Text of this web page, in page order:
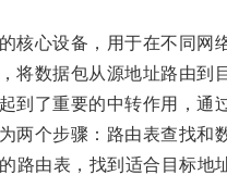
心设备，用于在不同网络
数据包从源地址路由到目
了重要的中转作用，通
个步骤：路由表查找和数
由表，找到适合目标地址